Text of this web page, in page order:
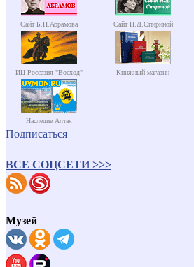
Сайт Б.Н.Абрамова Сайт Н.Д.Спириной
ИЦ Россазия "Восход" Книжный магазин
Наследие Алтая
Подписаться
ВСЕ СОЦСЕТИ >>>
Музей